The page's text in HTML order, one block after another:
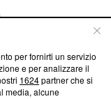
su Blasting
ci impegniamo a
aderenza a
per fornirti un servizio
e per analizzare il
1624partner che si
media, alcune